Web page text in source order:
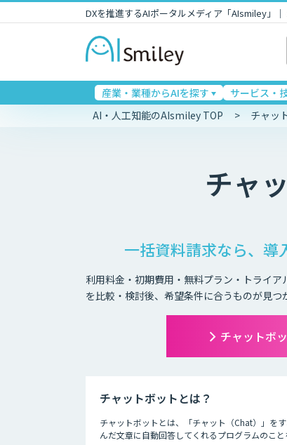
DXを推進するAIポータルメディア「AIsmiley」
産業・業種からAIを探す サービス・
AI・人工知能のAIsmiley TOP チャッ
チャ
一括資料請求なら、導
利用料金・初期費用・無料プラン・トライ
を比較・検討後、希望条件に合うものが見つ
チャットボ
チャットボットとは？
チャットボットとは、「チャット（Chat）」を
んだ文章に自動回答してくれるプログラムのこと